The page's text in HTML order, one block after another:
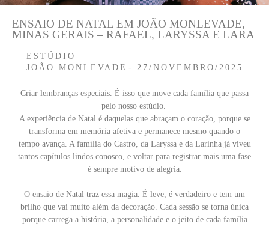
ESTÚDIO
JOÃO MONLEVADE
27/NOVEMBRO/2025
ENSAIO DE NATAL EM JOÃO MONLEVADE,
MINAS GERAIS – RAFAEL, LARYSSA E LARA
Criar lembranças especiais. É isso que move cada família que passa
pelo nosso estúdio.
A experiência de Natal é daquelas que abraçam o coração, porque se
transforma em memória afetiva e permanece mesmo quando o
tempo avança. A família do Castro, da Laryssa e da Larinha já viveu
tantos capítulos lindos conosco, e voltar para registrar mais uma fase
é sempre motivo de alegria.
O ensaio de Natal traz essa magia. É leve, é verdadeiro e tem um
brilho que vai muito além da decoração. Cada sessão se torna única
porque carrega a história, a personalidade e o jeito de cada família